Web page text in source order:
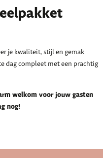
je kwaliteit, stijl en gemak
dag compleet met een prachtig
welkom voor jouw gasten
nog!